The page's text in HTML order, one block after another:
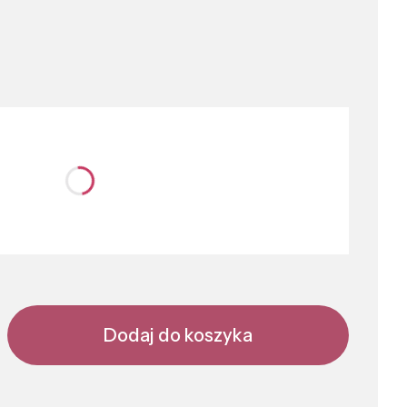
Dodaj do koszyka